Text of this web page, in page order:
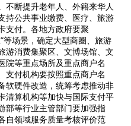
不断提升老年人、外籍来华人
持公共事业缴费、医疗、旅游
支付。各地方政府要聚
等场景，确定大型商圈、旅游
游消费集聚区、文博场馆、文
院等重点场所及重点商户名
支付机构要按照重点商户名
软硬件改造，统筹考虑推动非
清算机构等加快与国际支付平
部等行业主管部门要加强指
自领域服务质量考核评价范